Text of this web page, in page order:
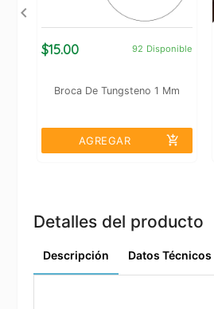
$15.00 92 Disponible
Broca De Tungsteno 1 Mm
AGREGAR add_shopping_cart
Detalles del producto
Descripción Datos Técnicos